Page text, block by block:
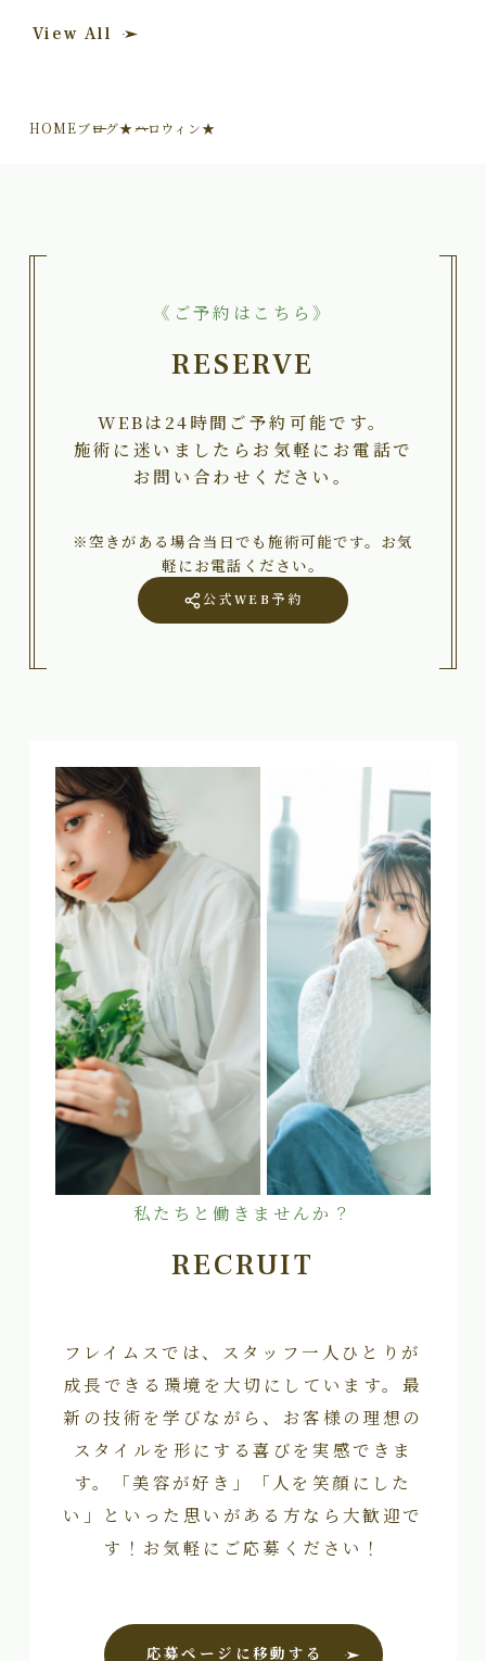
View All
HOMEブログ★ハロウィン★
《ご予約はこちら》
RESERVE
WEBは24時間ご予約可能です。
施術に迷いましたらお気軽にお電話で
お問い合わせください。
※空きがある場合当日でも施術可能です。お気
軽にお電話ください。
公式WEB予約
私たちと働きませんか？
RECRUIT
フレイムスでは、スタッフ一人ひとりが
成長できる環境を大切にしています。最
新の技術を学びながら、お客様の理想の
スタイルを形にする喜びを実感できま
す。「美容が好き」「人を笑顔にした
い」といった思いがある方なら大歓迎で
す！お気軽にご応募ください！
応募ページに移動する